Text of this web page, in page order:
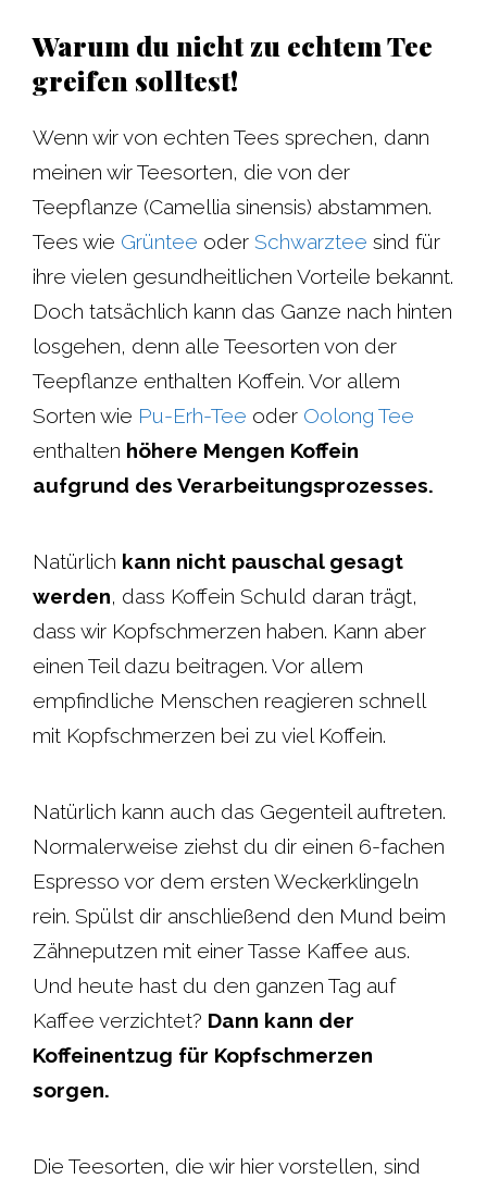
Warum du nicht zu echtem Tee
greifen solltest!
Wenn wir von echten Tees sprechen, dann
meinen wir Teesorten, die von der
Teepflanze (Camellia sinensis) abstammen.
Tees wie Grüntee oder Schwarztee sind für
ihre vielen gesundheitlichen Vorteile bekannt.
Doch tatsächlich kann das Ganze nach hinten
losgehen, denn alle Teesorten von der
Teepflanze enthalten Koffein. Vor allem
Sorten wie Pu-Erh-Tee oder Oolong Tee
enthalten höhere Mengen Koffein
aufgrund des Verarbeitungsprozesses.
Natürlich kann nicht pauschal gesagt
werden, dass Koffein Schuld daran trägt,
dass wir Kopfschmerzen haben. Kann aber
einen Teil dazu beitragen. Vor allem
empfindliche Menschen reagieren schnell
mit Kopfschmerzen bei zu viel Koffein.
Natürlich kann auch das Gegenteil auftreten.
Normalerweise ziehst du dir einen 6-fachen
Espresso vor dem ersten Weckerklingeln
rein. Spülst dir anschließend den Mund beim
Zähneputzen mit einer Tasse Kaffee aus.
Und heute hast du den ganzen Tag auf
Kaffee verzichtet? Dann kann der
Koffeinentzug für Kopfschmerzen
sorgen.
Die Teesorten, die wir hier vorstellen, sind